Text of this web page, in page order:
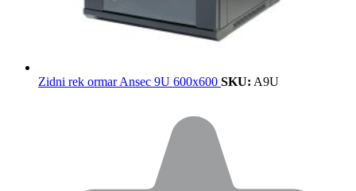
Zidni rek ormar Ansec 9U 600x600 SKU: A9U